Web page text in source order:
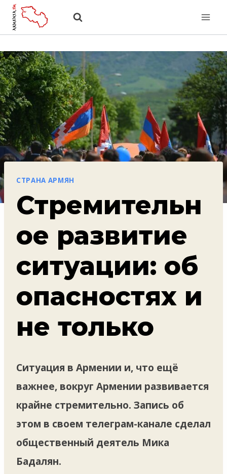
Перейти
СТРАНА АРМЯН
Стремительн
ое развитие
ситуации: об
опасностях и
не только
Ситуация в Армении и, что ещё
важнее, вокруг Армении развивается
крайне стремительно. Запись об
этом в своем телеграм-канале сделал
общественный деятель Мика
Бадалян.